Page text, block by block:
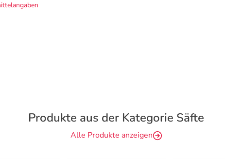
Produkte aus der Kategorie Säfte
Alle Produkte anzeigen